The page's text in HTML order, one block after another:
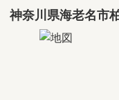
神奈川県海老名市